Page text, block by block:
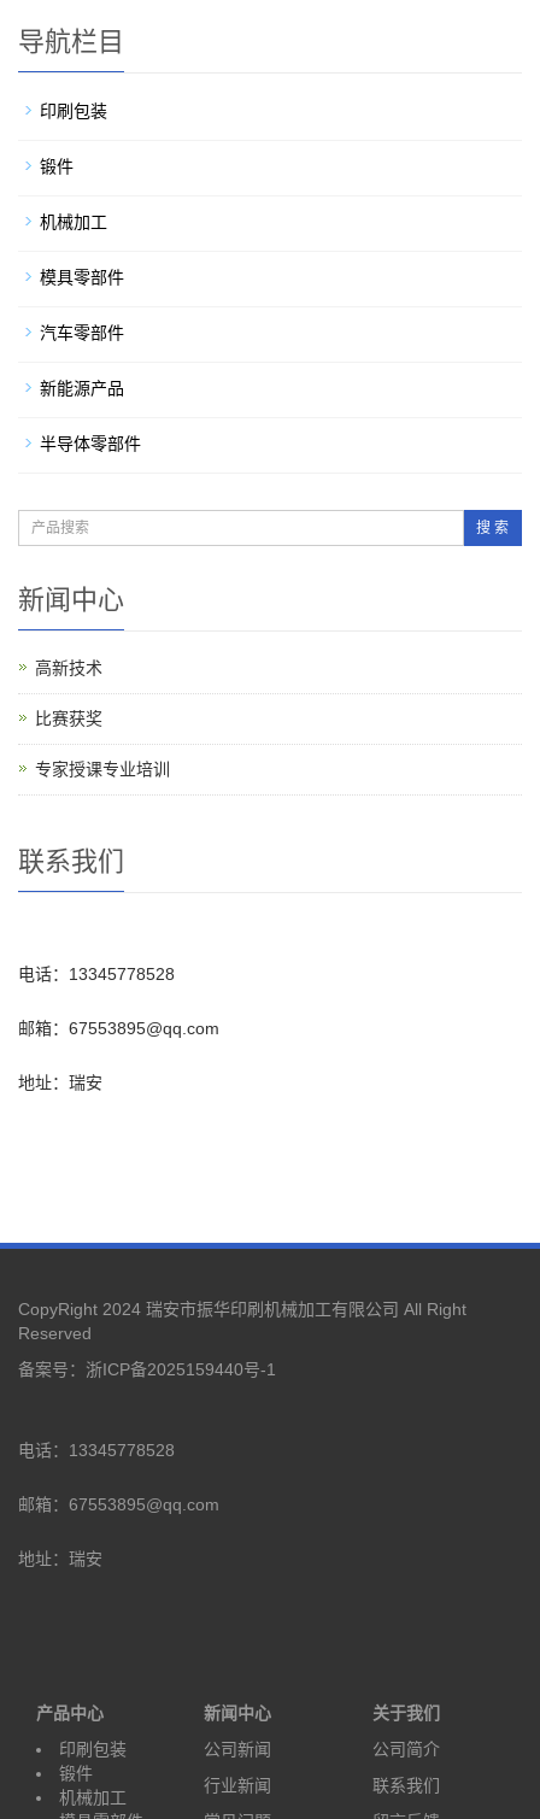
导航栏目
印刷包装
锻件
机械加工
模具零部件
汽车零部件
新能源产品
半导体零部件
搜 索
新闻中心
高新技术
比赛获奖
专家授课专业培训
联系我们
电话：13345778528
邮箱：67553895@qq.com
地址：瑞安
CopyRight 2024 瑞安市振华印刷机械加工有限公司 All Right
Reserved
备案号：浙ICP备2025159440号-1
电话：13345778528
邮箱：67553895@qq.com
地址：瑞安
产品中心
印刷包装
锻件
机械加工
新闻中心
公司新闻
行业新闻
关于我们
公司简介
联系我们